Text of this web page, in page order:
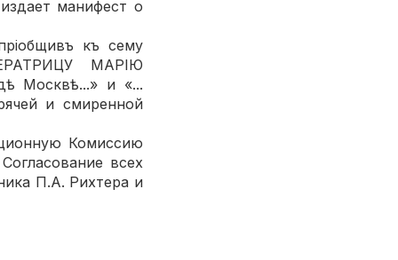
манифест о
къ сему
МАРІЮ
Москвѣ...» и «...
и смиренной
Комиссию
всех
П.А. Рихтера и